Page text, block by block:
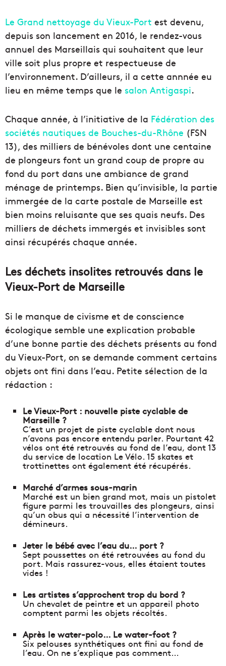
Le Grand nettoyage du Vieux-Port est devenu,
depuis son lancement en 2016, le rendez-vous
annuel des Marseillais qui souhaitent que leur
ville soit plus propre et respectueuse de
l’environnement. D’ailleurs, il a cette annnée eu
lieu en même temps que le salon Antigaspi.
Chaque année, à l’initiative de la Fédération des
sociétés nautiques de Bouches-du-Rhône (FSN
13), des milliers de bénévoles dont une centaine
de plongeurs font un grand coup de propre au
fond du port dans une ambiance de grand
ménage de printemps. Bien qu’invisible, la partie
immergée de la carte postale de Marseille est
bien moins reluisante que ses quais neufs. Des
milliers de déchets immergés et invisibles sont
ainsi récupérés chaque année.
Les déchets insolites retrouvés dans le
Vieux-Port de Marseille
Si le manque de civisme et de conscience
écologique semble une explication probable
d’une bonne partie des déchets présents au fond
du Vieux-Port, on se demande comment certains
objets ont fini dans l’eau. Petite sélection de la
rédaction :
Le Vieux-Port : nouvelle piste cyclable de
Marseille ?
C’est un projet de piste cyclable dont nous
n’avons pas encore entendu parler. Pourtant 42
vélos ont été retrouvés au fond de l’eau, dont 13
du service de location Le Vélo. 15 skates et
trottinettes ont également été récupérés.
Marché d’armes sous-marin
Marché est un bien grand mot, mais un pistolet
figure parmi les trouvailles des plongeurs, ainsi
qu’un obus qui a nécessité l’intervention de
démineurs.
Jeter le bébé avec l’eau du… port ?
Sept poussettes on été retrouvées au fond du
port. Mais rassurez-vous, elles étaient toutes
vides !
Les artistes s’approchent trop du bord ?
Un chevalet de peintre et un appareil photo
comptent parmi les objets récoltés.
Après le water-polo… Le water-foot ?
Six pelouses synthétiques ont fini au fond de
l’eau. On ne s’explique pas comment…